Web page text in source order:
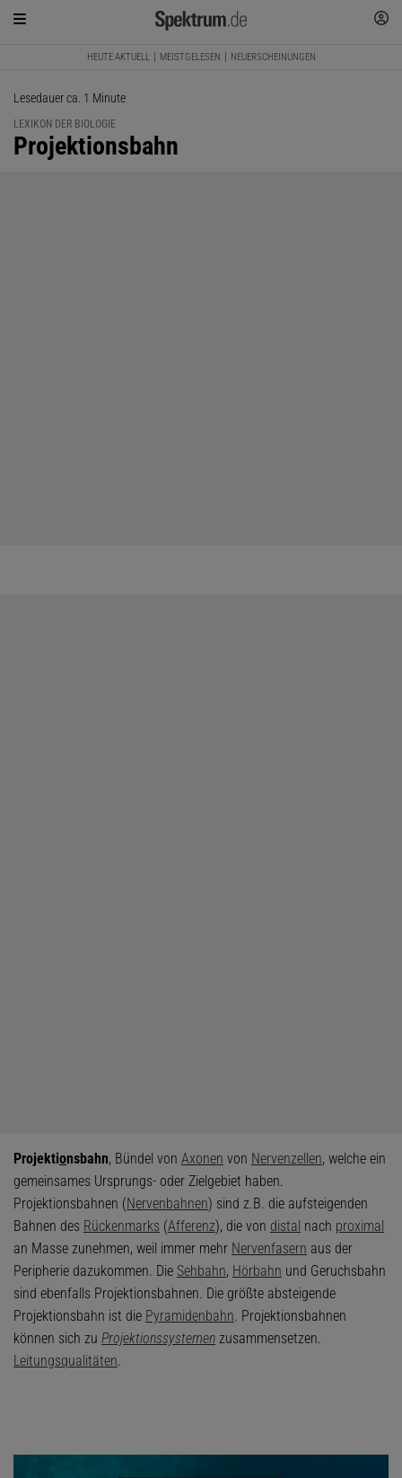
HEUTE AKTUELL MEISTGELESEN NEUERSCHEINUNGEN
Lesedauer ca. 1 Minute
LEXIKON DER BIOLOGIE
:
Projektionsbahn
Projektionsbahn, Bündel von Axonen von Nervenzellen, welche ein
gemeinsames Ursprungs- oder Zielgebiet haben.
Projektionsbahnen (Nervenbahnen) sind z.B. die aufsteigenden
Bahnen des Rückenmarks (Afferenz), die von distal nach proximal
an Masse zunehmen, weil immer mehr Nervenfasern aus der
Peripherie dazukommen. Die Sehbahn, Hörbahn und Geruchsbahn
sind ebenfalls Projektionsbahnen. Die größte absteigende
Projektionsbahn ist die Pyramidenbahn. Projektionsbahnen
können sich zu Projektionssystemen zusammensetzen.
Leitungsqualitäten.